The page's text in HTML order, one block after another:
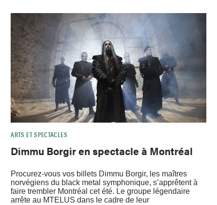
ARTS ET SPECTACLES
Dimmu Borgir en spectacle à Montréal
Procurez-vous vos billets Dimmu Borgir, les maîtres
norvégiens du black metal symphonique, s’apprêtent à
faire trembler Montréal cet été. Le groupe légendaire
arrête au MTELUS dans le cadre de leur